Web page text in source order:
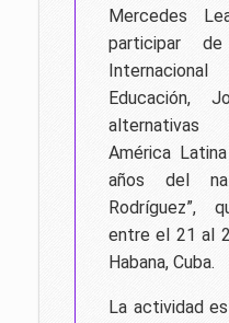
Mercedes
participar
Educación,
alternativas
América
años del
Rodríguez”,
entre el 21 al
Habana, Cuba.
La actividad